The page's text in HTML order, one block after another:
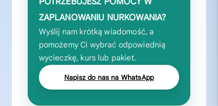
ZAPLANOWANIU NURKOWANIA?
Wyślij nam krótką wiadomość, a
pomożemy Ci wybrać odpowiednią
wycieczkę, kurs lub pakiet.
Napisz do nas na WhatsApp